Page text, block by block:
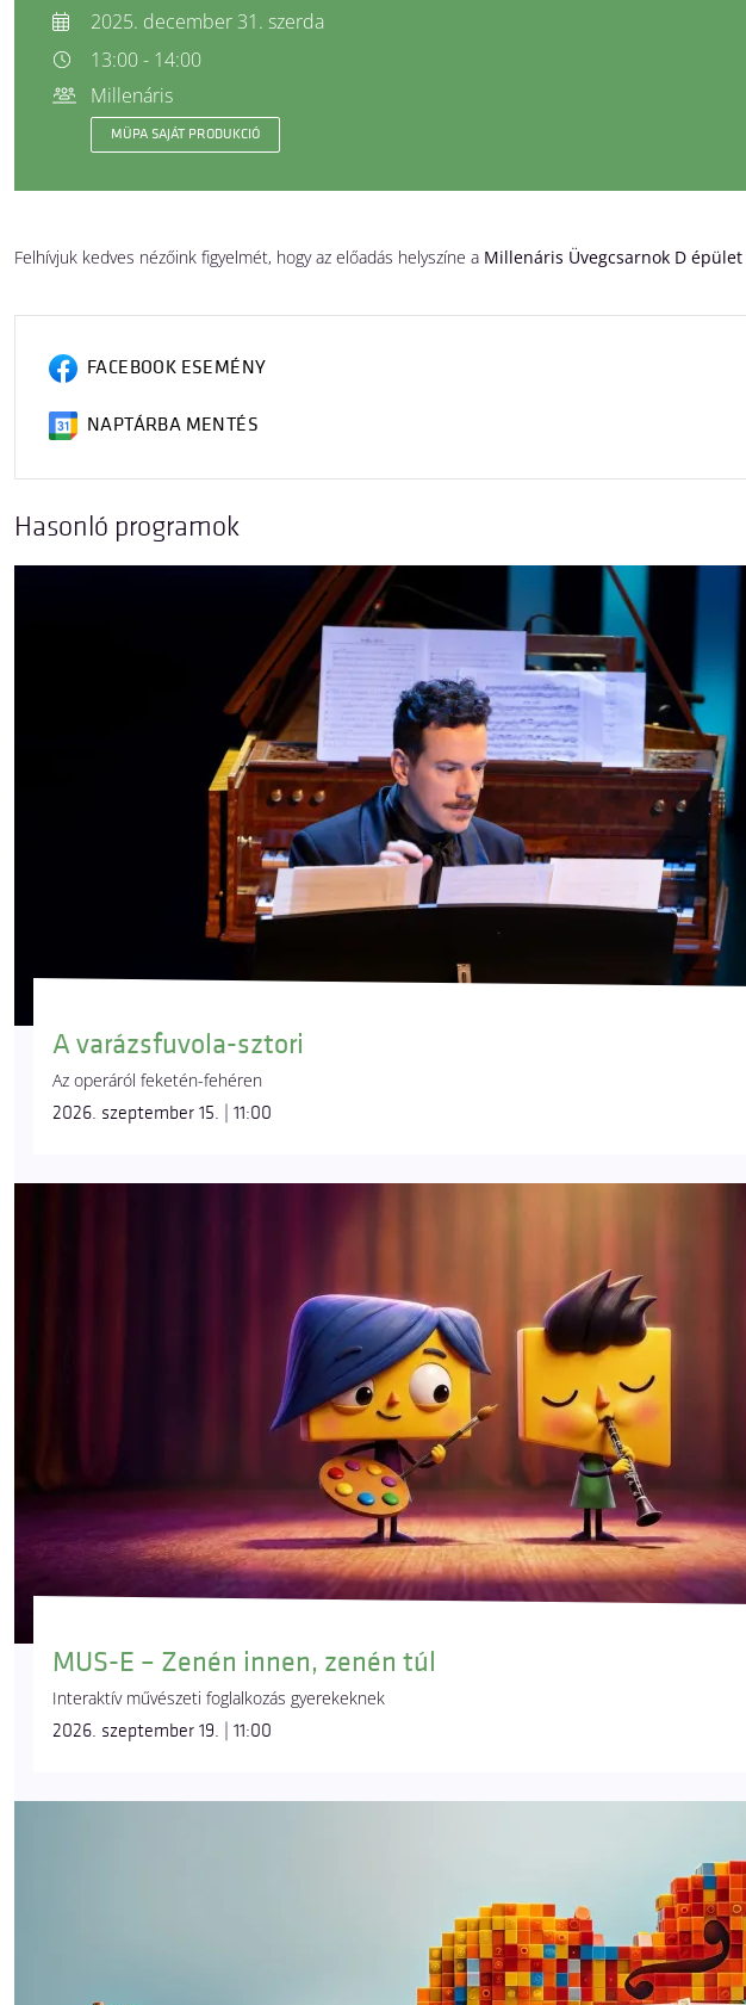
2025. december 31. szerda
13:00 - 14:00
Millenáris
MÜPA SAJÁT PRODUKCIÓ
Felhívjuk kedves nézőink figyelmét, hogy az előadás helyszíne a Millenáris Üvegcsarnok D épület
FACEBOOK ESEMÉNY
NAPTÁRBA MENTÉS
Hasonló programok
A varázsfuvola-sztori
Az operáról feketén-fehéren
2026. szeptember 15. | 11:00
MUS-E – Zenén innen, zenén túl
Interaktív művészeti foglalkozás gyerekeknek
2026. szeptember 19. | 11:00